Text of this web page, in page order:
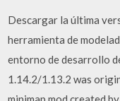
Descargar la última
herramienta de
entorno de desarrollo
1.14.2/1.13.2 was